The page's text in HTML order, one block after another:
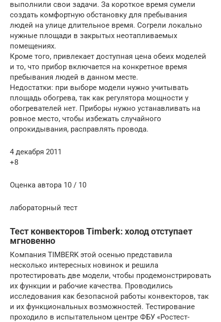
выполнили свои задачи. За короткое время сумели
создать комфортную обстановку для пребывания
людей на улице длительное время. Согрели локально
нужные площади в закрытых неотапливаемых
помещениях.
Кроме того, привлекает доступная цена обеих моделей
и то, что прибор включается на конкретное время
пребывания людей в данном месте.
Недостатки: при выборе модели нужно учитывать
площадь обогрева, так как регулятора мощности у
обогревателей нет. Приборы нужно устанавливать на
ровное место, чтобы избежать случайного
опрокидывания, расправлять провода.
4 декабря 2011
+8
Оценка автора 10 / 10
лабораторный тест
Тест конвекторов Timberk: холод отступает
мгновенно
Компания TIMBERK этой осенью представила
несколько интересных новинок и решила
протестировать две модели, чтобы продемонстрировать
их функции и рабочие качества. Проводились
исследования как безопасной работы конвекторов, так
и их функциональных возможностей. Тестирование
проходило в испытательном центре ФБУ «Ростест-